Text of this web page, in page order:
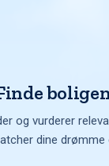
og vurderer
dine drømme